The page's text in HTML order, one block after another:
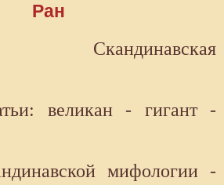
Ран
Скандинавская
великан - гигант -
мифологии -